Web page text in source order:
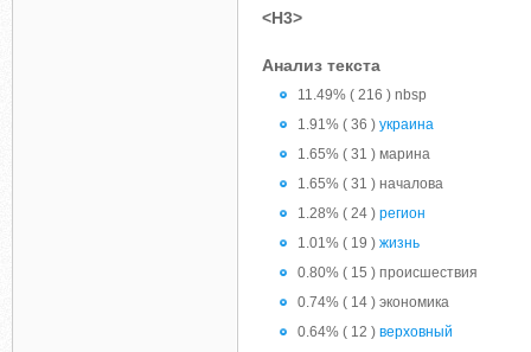
<H3>
Анализ текста
11.49% ( 216 ) nbsp
1.91% ( 36 ) украина
1.65% ( 31 ) марина
1.65% ( 31 ) началова
1.28% ( 24 ) регион
1.01% ( 19 ) жизнь
0.80% ( 15 ) происшествия
0.74% ( 14 ) экономика
0.64% ( 12 ) верховный